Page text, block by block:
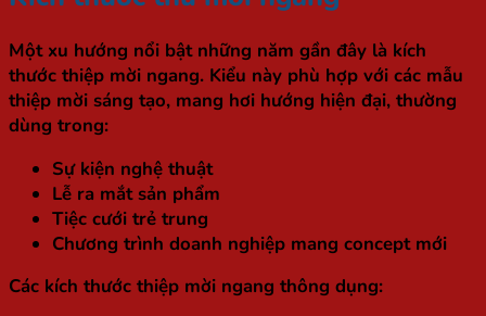
Một xu hướng nổi bật những năm gần đây là kích
thước thiệp mời ngang. Kiểu này phù hợp với các mẫu
thiệp mời sáng tạo, mang hơi hướng hiện đại, thường
dùng trong:
Sự kiện nghệ thuật
Lễ ra mắt sản phẩm
Tiệc cưới trẻ trung
Chương trình doanh nghiệp mang concept mới
Các kích thước thiệp mời ngang thông dụng: